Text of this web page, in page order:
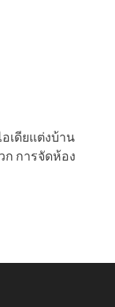
อเดียแต่งบ้าน
การจัดห้อง